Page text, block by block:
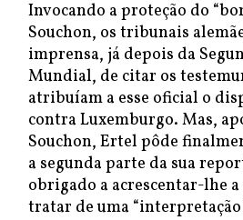
Invocando a proteção do
Souchon, os tribunais
imprensa, já depois da
Mundial, de citar os
atribuíam a esse oficial o
contra Luxemburgo. Mas,
Souchon, Ertel pôde
a segunda parte da sua
obrigado a acrescentar-lhe a
tratar de uma